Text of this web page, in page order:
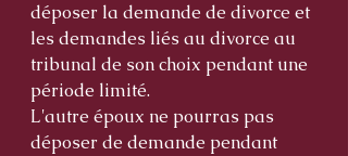
déposer la demande de divorce et
les demandes liés au divorce au
tribunal de son choix pendant une
période limité.
L'autre époux ne pourras pas
déposer de demande pendant